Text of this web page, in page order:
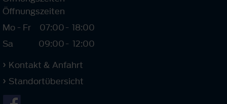
Öffnungszeiten
Mo - Fr
07:00- 18:00
Sa
09:00- 12:00
Kontakt & Anfahrt
Standortübersicht